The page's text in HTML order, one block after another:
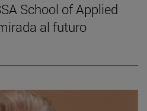
School of Applied
al futuro